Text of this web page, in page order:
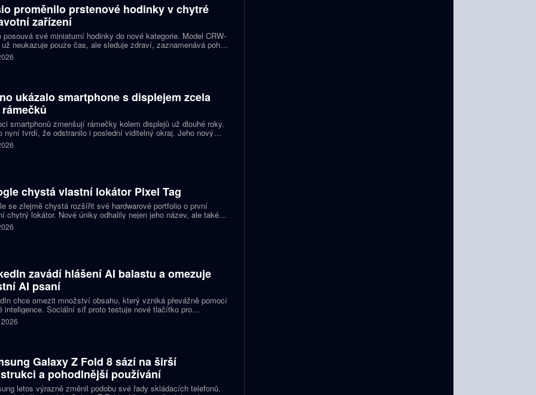
proměnilo prstenové hodinky v chytré
zařízení
posouvá své miniaturní hodinky do nové kategorie. Model CRW-
už neukazuje pouze čas, ale sleduje zdraví, zaznamenává pohyb
na dění v telefonu. Celokovový prsten tak spojuje digitální
šperk a chytré zařízení, které může uživatel nosit po celý den.
ukázalo smartphone s displejem zcela
rámečků
smartphonů zmenšují rámečky kolem displejů už dlouhé roky.
nyní tvrdí, že odstranilo i poslední viditelný okraj. Jeho nový
nabízí obrazovku s rámečkem širokým přesně nula milimetrů.
chystá vlastní lokátor Pixel Tag
se zřejmě chystá rozšířit své hardwarové portfolio o první
chytrý lokátor. Nové úniky odhalily nejen jeho název, ale také
zařízení a několik technických detailů. Pixel Tag má
v síti Find My Device a pomáhat s hledáním ztracených věcí
zavádí hlášení AI balastu a omezuje
AI psaní
chce omezit množství obsahu, který vzniká převážně pomocí
inteligence. Sociální síť proto testuje nové tlačítko pro
příspěvků, jež působí jako takzvaný AI balast. Zároveň
nástroje pro psaní textů a slibuje, že uživatelům nabídne
Galaxy Z Fold 8 sází na širší
a pohodlnější používání
letos výrazně změnil podobu své řady skládacích telefonů.